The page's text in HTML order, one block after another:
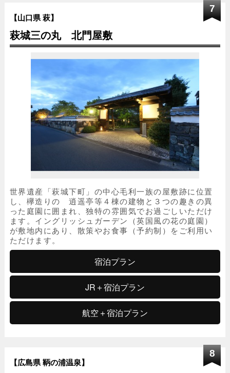
7
【山口県 萩】
萩城三の丸 北門屋敷
世界遺産「萩城下町」の中心毛利一族の屋敷跡に位置
し、欅造りの 逍遥亭等４棟の建物と３つの趣きの異
った庭園に囲まれ、独特の雰囲気でお過ごしいただけ
ます。イングリッシュガーデン（英国風の花の庭園）
が敷地内にあり、散策やお食事（予約制）をご利用い
ただけます。
宿泊プラン
JR＋宿泊プラン
航空＋宿泊プラン
8
【広島県 鞆の浦温泉】